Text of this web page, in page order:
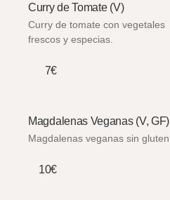
Curry de Tomate (V)
Curry de tomate con vegetales
frescos y especias.
7€
Magdalenas Veganas (V, GF)
Magdalenas veganas sin gluten.
10€